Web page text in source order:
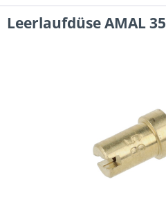
Leerlaufdüse AMAL 35